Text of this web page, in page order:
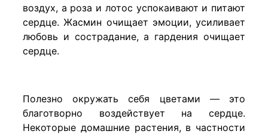
воздух, а роза и лотос успокаивают и питают
сердце. Жасмин очищает эмоции, усиливает
любовь и сострадание, а гардения очищает
сердце.
Полезно окружать себя цветами — это
благотворно воздействует на сердце.
Некоторые домашние растения, в частности